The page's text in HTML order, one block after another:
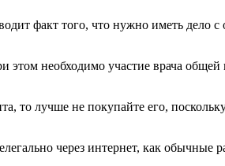
факт того, что нужно иметь дело
необходимо участие врача общей
то лучше не покупайте его,
через интернет, как обычные